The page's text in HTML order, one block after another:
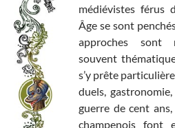
médiévistes férus
Âge se sont
approches sont
souvent
s’y prête
duels,
guerre de cent
champenois font